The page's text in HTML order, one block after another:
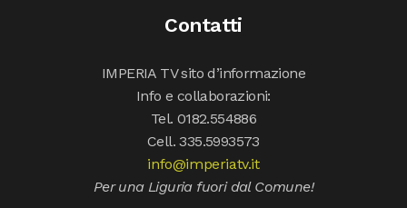
Contatti
IMPERIA TV sito d’informazione
Info e collaborazioni:
Tel. 0182.554886
Cell. 335.5993573
info@imperiatv.it
Per una Liguria fuori dal Comune!